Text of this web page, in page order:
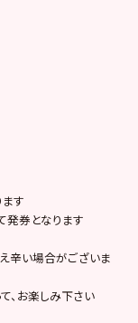
す
発券となります
辛い場合がございま
、お楽しみ下さい